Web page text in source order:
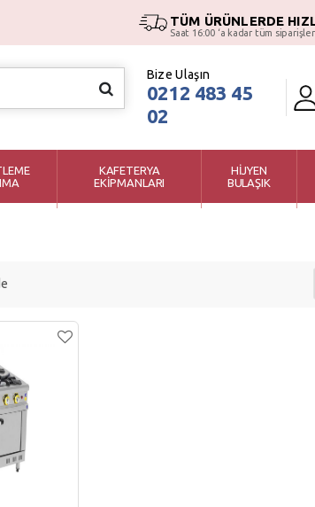
TÜM ÜRÜNLERDE
Saat 16:00 ‘a kadar tüm
Bize Ulaşın
0212 483 45
02
KAFETERYA
EKİPMANLARI
HİJYEN
BULAŞIK